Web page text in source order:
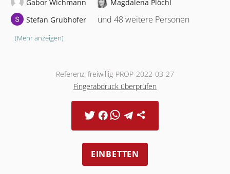
Gabor Wichmann
Magdalena Plöchl
Stefan Grubhofer
und 48 weitere Personen
(Mehr anzeigen)
Referenz: freiwillig-PROP-2022-03-27
Fingerabdruck überprüfen
EINBETTEN